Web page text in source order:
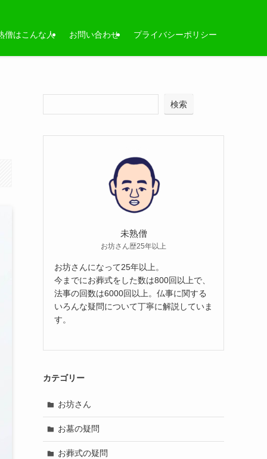
僧はこんな人 お問い合わせ プライバシーポリシー
検索
未熟僧
お坊さん歴25年以上
お坊さんになって25年以上。
今までにお葬式をした数は800回以上で、
法事の回数は6000回以上。仏事に関する
いろんな疑問について丁寧に解説していま
す。
カテゴリー
お坊さん
お墓の疑問
お葬式の疑問